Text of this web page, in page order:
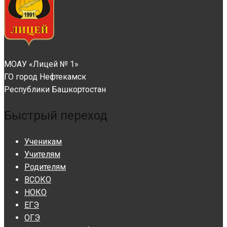
МОАУ «Лицей № 1»
ГО город Нефтекамск
Республики Башкортостан
Быстрый переход
Ученикам
Учителям
Родителям
ВСОКО
НОКО
ЕГЭ
ОГЭ